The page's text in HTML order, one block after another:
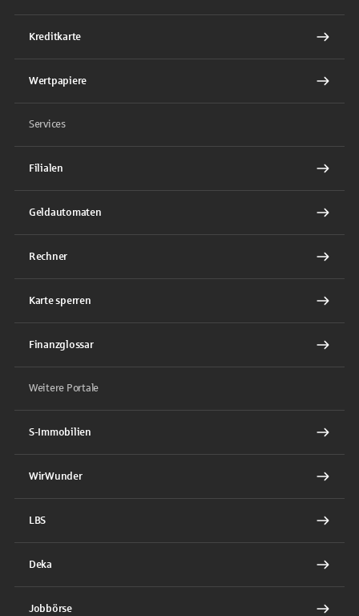
Kreditkarte
Wertpapiere
Services
Filialen
Geldautomaten
Rechner
Karte sperren
Finanzglossar
Weitere Portale
S-Immobilien
WirWunder
LBS
Deka
Jobbörse